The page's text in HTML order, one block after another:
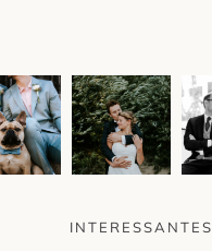
INTERESSANTES